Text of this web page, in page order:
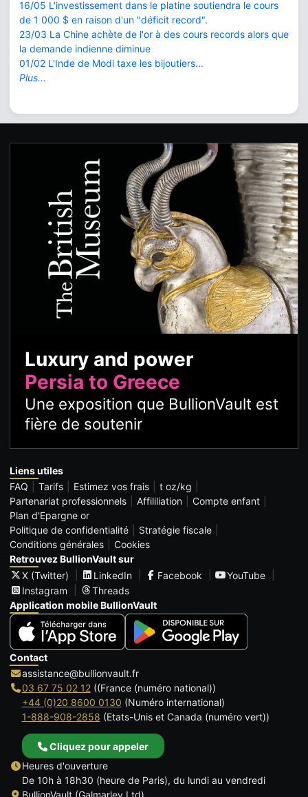
16/05 L'investissement dans le platine soutiendra le cours
de 1 000 $ en raison d'un "déficit record".
23/03 La Chine achète de l'or à des cours records alors que
la demande indienne diminue
01/02 L'Inde de Modi taxe les bijoutiers...
Plus...
Luxury and power
Persia to Greece
Une exposition que BullionVault est
fière de soutenir
Liens utiles
FAQ
Tarifs Estimez vos frais
t oz/kg
Partenariat professionnels
Affililiation
Compte enfant
Plan d'Epargne or
Politique de confidentialité
Stratégie fiscale
Conditions générales
Cookies
Retrouvez BullionVault sur
X (Twitter)
LinkedIn Facebook
YouTube
Instagram
Threads
Application mobile BullionVault
Contact
assistance@bullionvault.fr
03 67 75 02 12((France (numéro national))
+44 (0)20 8600 0130 (Numéro international)
1-888-908-2858 (Etats-Unis et Canada (numéro vert))
Cliquez pour appeler
Heures d'ouverture
De 10h à 18h30 (heure de Paris), du lundi au vendredi
BullionVault (Galmarley Ltd)